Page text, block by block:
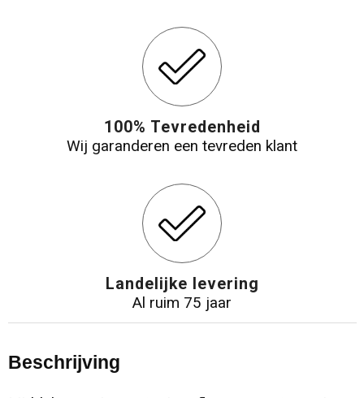
100% Tevredenheid
Wij garanderen een tevreden klant
Landelijke levering
Al ruim 75 jaar
Beschrijving